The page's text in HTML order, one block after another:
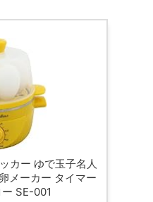
カー ゆで玉子名人
メーカー タイマー
SE-001